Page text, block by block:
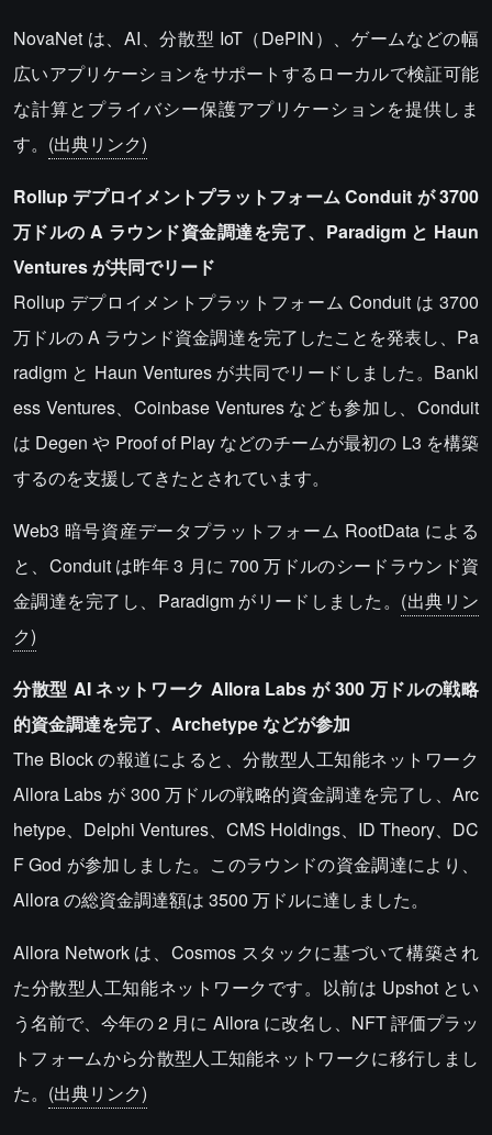
NovaNet は、AI、分散型 IoT（DePIN）、ゲームなどの幅
広いアプリケーションをサポートするローカルで検証可能
な計算とプライバシー保護アプリケーションを提供しま
す。 (出典リンク)
Rollup デプロイメントプラットフォーム Conduit が 3700
万ドルの A ラウンド資金調達を完了、Paradigm と Haun
Ventures が共同でリード
Rollup デプロイメントプラットフォーム Conduit は 3700
万ドルの A ラウンド資金調達を完了したことを発表し、Pa
radigm と Haun Ventures が共同でリードしました。Bankl
ess Ventures、Coinbase Ventures なども参加し、Conduit
は Degen や Proof of Play などのチームが最初の L3 を構築
するのを支援してきたとされています。
Web3 暗号資産データプラットフォーム RootData による
と、Conduit は昨年 3 月に 700 万ドルのシードラウンド資
金調達を完了し、Paradigm がリードしました。 (出典リン
ク)
分散型 AI ネットワーク Allora Labs が 300 万ドルの戦略
的資金調達を完了、Archetype などが参加
The Block の報道によると、分散型人工知能ネットワーク
Allora Labs が 300 万ドルの戦略的資金調達を完了し、Arc
hetype、Delphi Ventures、CMS Holdings、ID Theory、DC
F God が参加しました。このラウンドの資金調達により、
Allora の総資金調達額は 3500 万ドルに達しました。
Allora Network は、Cosmos スタックに基づいて構築され
た分散型人工知能ネットワークです。以前は Upshot とい
う名前で、今年の 2 月に Allora に改名し、NFT 評価プラッ
トフォームから分散型人工知能ネットワークに移行しまし
た。 (出典リンク)